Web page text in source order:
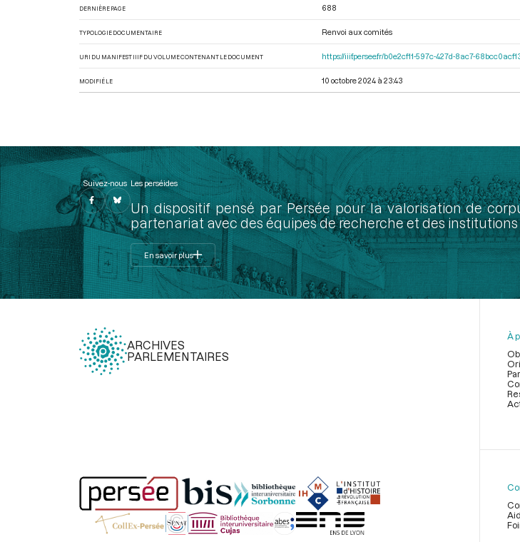
DERNIÈRE PAGE 688
TYPOLOGIE DOCUMENTAIRE Renvoi aux comités
URI DU MANIFEST IIIF DU VOLUME CONTENANT LE DOCUMENT https://iiif.persee.fr/b0e2cf11-597c-427d-8ac7-
MODIFIÉ LE 10 octobre 2024 à 23:43
Suivez-nous Les perséides
Un dispositif pensé par Persée pour la valorisation de
partenariat avec des équipes de recherche et des
En savoir plus
ARCHIVES
PARLEMENTAIRES
page
À